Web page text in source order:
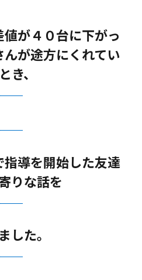
が４０台に下がっ
が途方にくれてい
き、
指導を開始した友達
りな話を
した。